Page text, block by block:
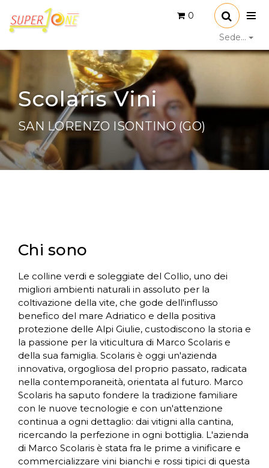
0
Sede...
Scolaris Vini
SAN LORENZO ISONTINO (GO)
Chi sono
Le colline verdi e soleggiate del Collio, uno dei
migliori ambienti naturali in assoluto per la
coltivazione della vite, che gode dell'influsso
benefico del mare Adriatico e della positiva
protezione delle Alpi Giulie, custodiscono la storia e
la passione per la viticultura di Marco Scolaris e
della sua famiglia. Scolaris è oggi un'azienda
innovativa, orgogliosa del proprio passato, radicata
nella contemporaneità, orientata al futuro. Marco
Scolaris ha saputo fondere la tradizione familiare
con le nuove tecnologie e con un'attenzione
continua a ogni dettaglio: dai vitigni alla cantina,
ricercando la perfezione in ogni bottiglia. L'azienda
di Marco Scolaris è stata fra le prime a vinificare e
commercializzare vini bianchi e rossi tipici di questa